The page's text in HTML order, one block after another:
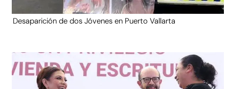
Desaparición de dos Jóvenes en Puerto Vallarta